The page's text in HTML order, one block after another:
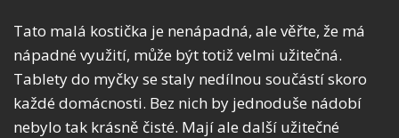
Tato malá kostička je nenápadná, ale věřte, že má
nápadné využití, může být totiž velmi užitečná.
Tablety do myčky se staly nedílnou součástí skoro
každé domácnosti. Bez nich by jednoduše nádobí
nebylo tak krásně čisté. Mají ale další užitečné